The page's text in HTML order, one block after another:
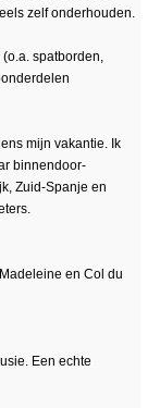
zelf onderhouden.
spatborden,
mijn vakantie. Ik
binnendoor-
Zuid-Spanje en
en Col du
Een echte